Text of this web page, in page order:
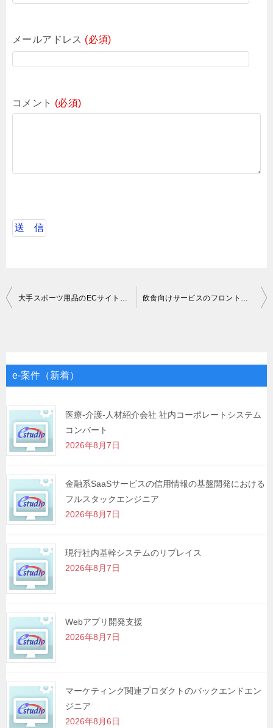
メールアドレス (必須)
コメント (必須)
投
ゲ
シ
ョ
ン
大手スポーツ用品のECサイト開発PM募集 飲食向けサービスのフロントエンド開発
e-案件（新着）
医療-介護-人材紹介会社 社内コーポレートシステム
コンバート
2026年8月7日
金融系SaaSサービスの信用情報の基盤開発における
フルスタックエンジニア
2026年8月7日
現行社内基幹システムのリプレイス
2026年8月7日
Webアプリ開発支援
2026年8月7日
マーケティング関連プロダクトのバックエンドエン
ジニア
2026年8月6日